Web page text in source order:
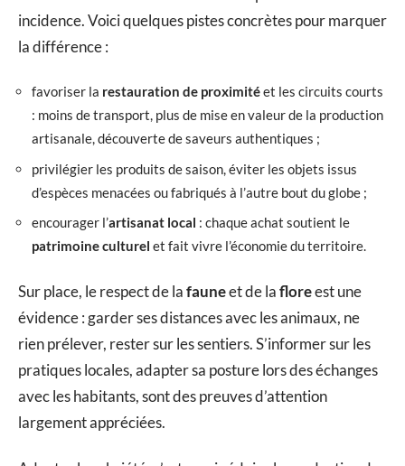
incidence. Voici quelques pistes concrètes pour marquer
la différence :
favoriser la restauration de proximitéet les circuits courts
: moins de transport, plus de mise en valeur de la production
artisanale, découverte de saveurs authentiques ;
privilégier les produits de saison, éviter les objets issus
d’espèces menacées ou fabriqués à l’autre bout du globe ;
encourager l’artisanat local : chaque achat soutient le
patrimoine culturel et fait vivre l’économie du territoire.
Sur place, le respect de lafauneet de lafloreest une
évidence : garder ses distances avec les animaux, ne
rien prélever, rester sur les sentiers. S’informer sur les
pratiques locales, adapter sa posture lors des échanges
avec les habitants, sont des preuves d’attention
largement appréciées.